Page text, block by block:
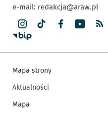
e-mail: redakcja@araw.pl
Mapa strony
Aktualności
Mapa